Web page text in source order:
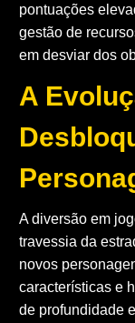
pontuações
gestão de
em desviar dos
A
A diversão em
travessia da
novos
características e
de profundidade